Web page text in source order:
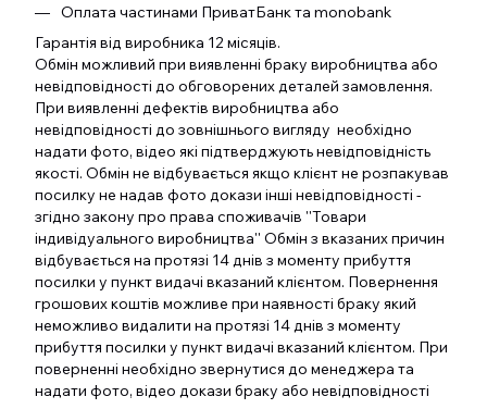
Оплата частинами ПриватБанк та monobank
Гарантія від виробника 12 місяців.
Обмін можливий при виявленні браку виробництва або
невідповідності до обговорених деталей замовлення.
При виявленні дефектів виробництва або
невідповідності до зовнішнього вигляду необхідно
надати фото, відео які підтверджують невідповідність
якості. Обмін не відбувається якщо клієнт не розпакував
посилку не надав фото докази інші невідповідності -
згідно закону про права споживачів ''Товари
індивідуального виробництва'' Обмін з вказаних причин
відбувається на протязі 14 днів з моменту прибуття
посилки у пункт видачі вказаний клієнтом. Повернення
грошових коштів можливе при наявності браку який
неможливо видалити на протязі 14 днів з моменту
прибуття посилки у пункт видачі вказаний клієнтом. При
поверненні необхідно звернутися до менеджера та
надати фото, відео докази браку або невідповідності